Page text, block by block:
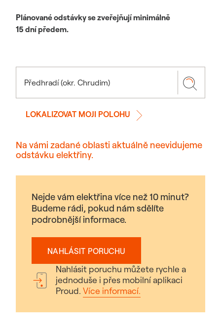
Plánované odstávky se zveřejňují minimálně
15 dní předem.
LOKALIZOVAT MOJI POLOHU
Na vámi zadané oblasti aktuálně neevidujeme
odstávku elektřiny.
Nejde vám elektřina více než 10 minut?
Budeme rádi, pokud nám sdělíte
podrobnější informace.
NAHLÁSIT PORUCHU
Nahlásit poruchu můžete rychle a
jednoduše i přes mobilní aplikaci
Proud. Více informací.